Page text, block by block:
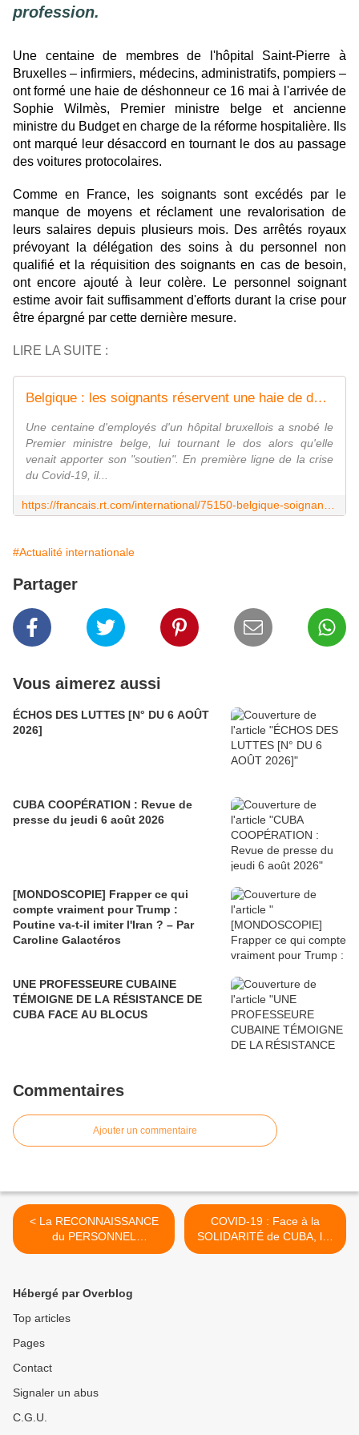
profession.
Une centaine de membres de l'hôpital Saint-Pierre à
Bruxelles – infirmiers, médecins, administratifs, pompiers –
ont formé une haie de déshonneur ce 16 mai à l'arrivée de
Sophie Wilmès, Premier ministre belge et ancienne
ministre du Budget en charge de la réforme hospitalière. Ils
ont marqué leur désaccord en tournant le dos au passage
des voitures protocolaires.
Comme en France, les soignants sont excédés par le
manque de moyens et réclament une revalorisation de
leurs salaires depuis plusieurs mois. Des arrêtés royaux
prévoyant la délégation des soins à du personnel non
qualifié et la réquisition des soignants en cas de besoin,
ont encore ajouté à leur colère. Le personnel soignant
estime avoir fait suffisamment d'efforts durant la crise pour
être épargné par cette dernière mesure.
LIRE LA SUITE :
Belgique : les soignants réservent une haie de déshonneur à leur Premier ministre
Une centaine d'employés d'un hôpital bruxellois a snobé le
Premier ministre belge, lui tournant le dos alors qu'elle
venait apporter son "soutien". En première ligne de la crise
du Covid-19, il...
#Actualité internationale
Partager
Vous aimerez aussi
ÉCHOS DES LUTTES [N° DU 6 AOÛT
2026]
CUBA COOPÉRATION : Revue de
presse du jeudi 6 août 2026
[MONDOSCOPIE] Frapper ce qui
compte vraiment pour Trump :
Poutine va-t-il imiter l'Iran ? – Par
Caroline Galactéros
UNE PROFESSEURE CUBAINE
TÉMOIGNE DE LA RÉSISTANCE DE
CUBA FACE AU BLOCUS
Commentaires
Ajouter un commentaire
< La RECONNAISSANCE
du PERSONNEL
HOSPITALIER selon
COVID-19 : Face à la
SOLIDARITÉ de CUBA, les
USA DURCISSENT le
Hébergé par Overblog
Top articles
Pages
Contact
Signaler un abus
C.G.U.